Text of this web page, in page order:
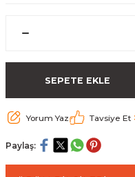
SEPETE EKLE
Yorum Yaz Tavsiye Et
Paylaş: